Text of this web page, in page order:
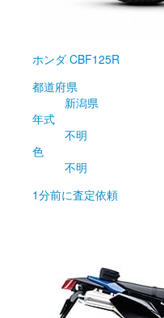
ホンダ CBF125R
都道府県
新潟県
年式
不明
色
不明
1分前に査定依頼